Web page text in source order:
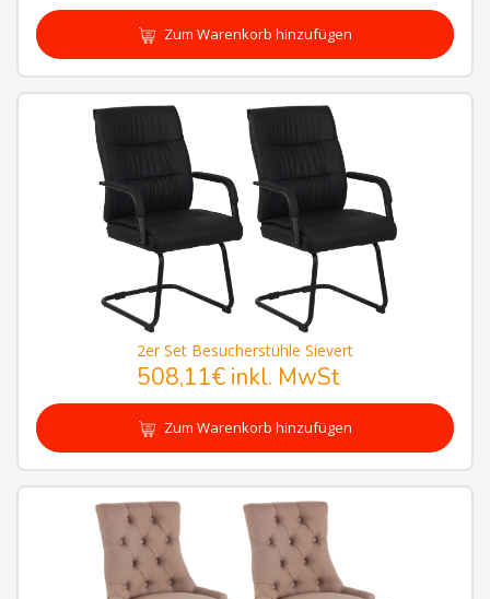
Zum Warenkorb hinzufügen
2er Set Besucherstühle Sievert
508,11€inkl. MwSt
Zum Warenkorb hinzufügen